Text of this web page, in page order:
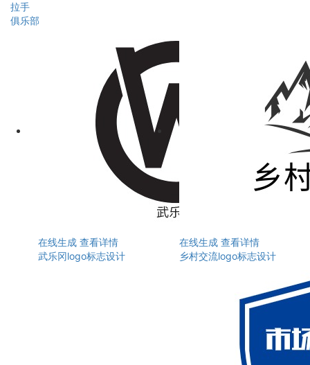
拉手
俱乐部
在线生成 查看详情
武乐冈logo标志设计
在线生成 查看详情
乡村交流logo标志设计